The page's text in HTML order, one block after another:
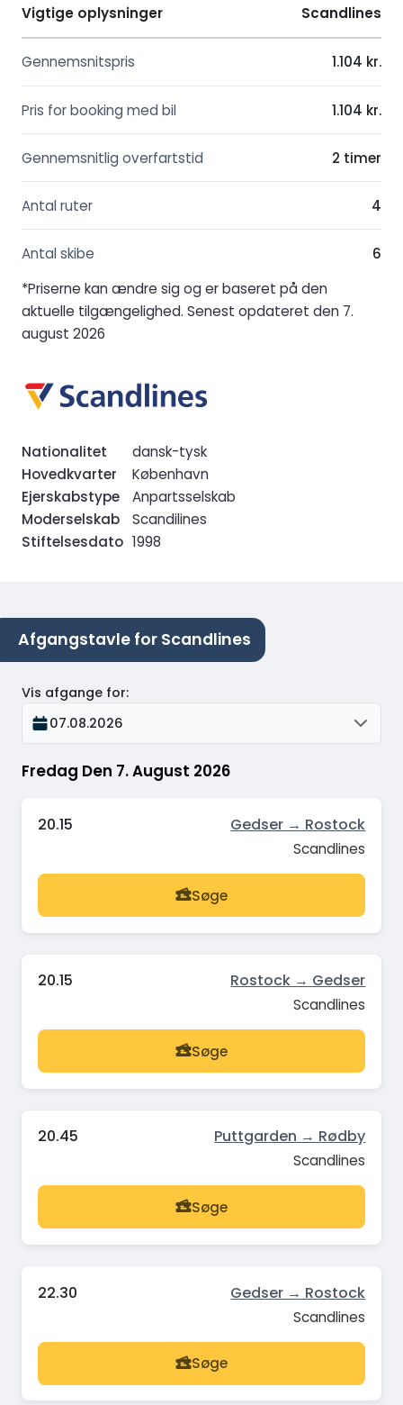
Vigtige oplysninger Scandlines
Gennemsnitspris 1.104 kr.
Pris for booking med bil 1.104 kr.
Gennemsnitlig overfartstid 2 timer
Antal ruter 4
Antal skibe
6
*Priserne kan ændre sig og er baseret på den
aktuelle tilgængelighed. Senest opdateret den 7.
august 2026
Nationalitet
dansk-tysk
Hovedkvarter
København
Ejerskabstype
Anpartsselskab
Moderselskab
Scandilines
Stiftelsesdato 1998
Afgangstavle for Scandlines
Fredag Den 7. August 2026
Vis afgange for:
07.08.2026
20.15 Gedser → Rostock
Scandlines
Søge
20.15 Rostock → Gedser
Scandlines
Søge
20.45 Puttgarden → Rødby
Scandlines
Søge
22.30 Gedser → Rostock
Scandlines
Søge